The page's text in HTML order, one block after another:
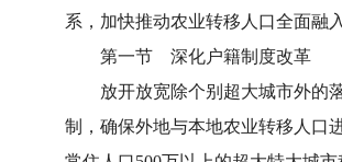
系，加快推动农业转移人口全面融
第一节 深化户籍制度改革
放开放宽除个别超大城市外的
制，确保外地与本地农业转移人口